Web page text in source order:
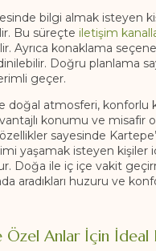
bilgi almak isteyen
Bu süreçte iletişim
Ayrıca konaklama
Doğru planlama
geçer.
doğal atmosferi, konforlu
konumu ve misafir
sayesinde
yaşamak isteyen kişiler
Doğa ile iç içe vakit
aradıkları huzuru ve
Özel Anlar İçin İdeal